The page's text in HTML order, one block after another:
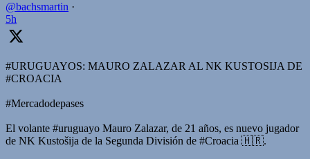
@bachsmartin ·
5h
#URUGUAYOS: MAURO ZALAZAR AL NK KUSTOSIJA DE
#CROACIA
#Mercadodepases
El volante #uruguayo Mauro Zalazar, de 21 años, es nuevo jugador
de NK Kustošija de la Segunda División de #Croacia 🇭🇷.